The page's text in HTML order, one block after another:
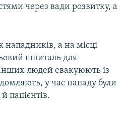
через вади розвитку, а
нападників, а на місці
шпиталь для
людей евакуюють із
у час нападу були
пацієнтів.